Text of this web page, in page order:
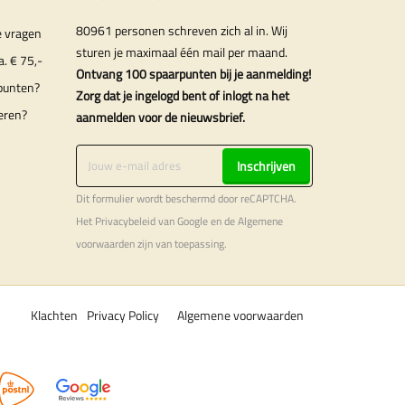
vragen
€ 75,-
80961 personen schreven zich al in. Wij
sturen je maximaal één mail per maand.
Ontvang 100 spaarpunten bij je aanmelding!
Zorg dat je ingelogd bent of inlogt na het
aanmelden voor de nieuwsbrief.
Inschrijven
Dit formulier wordt beschermd door reCAPTCHA.
Het Privacybeleidvan Google en deAlgemene
voorwaardenzijn van toepassing.
Algemene voorwaarden
Privacy Policy
Klachten